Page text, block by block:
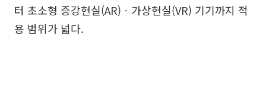
터 초소형 증강현실(AR)ㆍ가상현실(VR) 기기까지 적
용 범위가 넓다.